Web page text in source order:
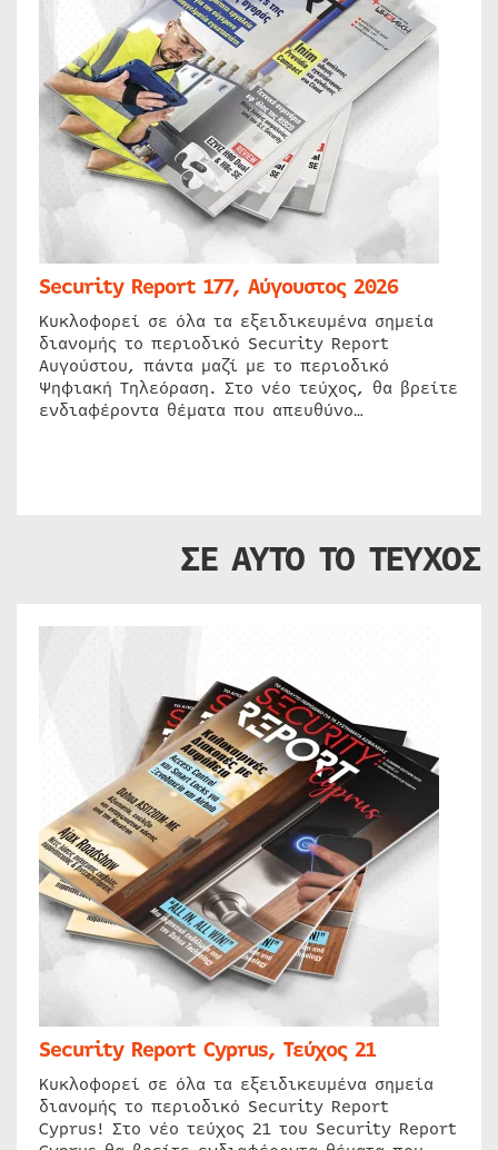
Security Report 177, Αύγουστος 2026
Κυκλοφορεί σε όλα τα εξειδικευμένα σημεία
διανομής το περιοδικό Security Report
Αυγούστου, πάντα μαζί με το περιοδικό
Ψηφιακή Τηλεόραση. Στο νέο τεύχος, θα βρείτε
ενδιαφέροντα θέματα που απευθύνο…
ΣΕ ΑΥΤΟ ΤΟ ΤΕΥΧΟΣ
Security Report Cyprus, Τεύχος 21
Κυκλοφορεί σε όλα τα εξειδικευμένα σημεία
διανομής το περιοδικό Security Report
Cyprus! Στο νέο τεύχος 21 του Security Report